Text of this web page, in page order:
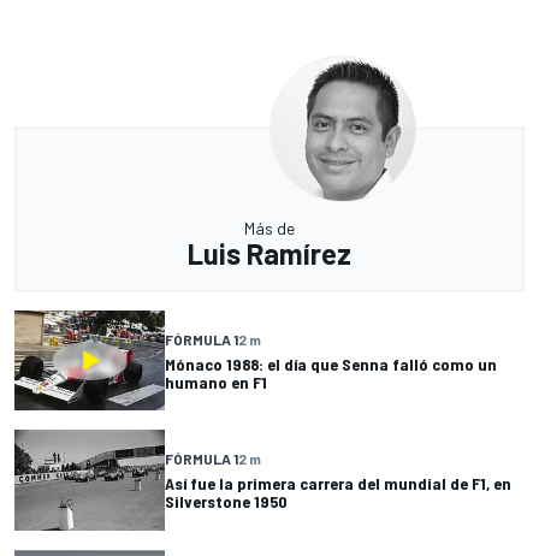
Más de
Luis Ramírez
FÓRMULA 12 m
Mónaco 1988: el día que Senna falló como un
humano en F1
FÓRMULA 12 m
Así fue la primera carrera del mundial de F1, en
Silverstone 1950